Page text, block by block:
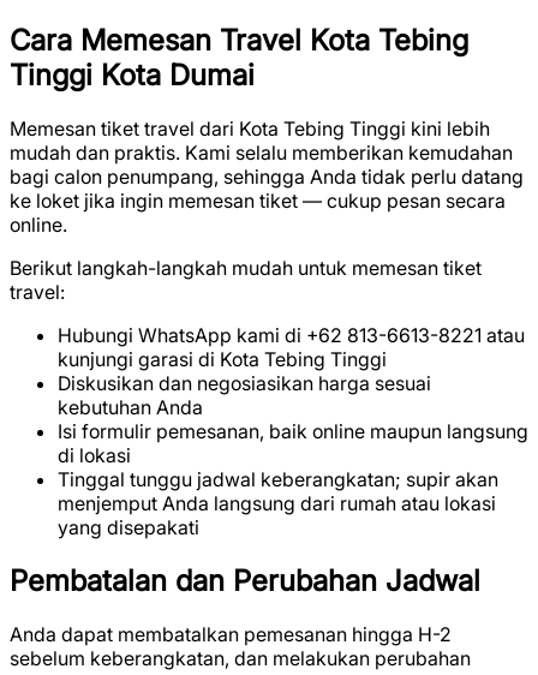
Cara Memesan Travel Kota Tebing
Tinggi Kota Dumai
Memesan tiket travel dari Kota Tebing Tinggi kini lebih
mudah dan praktis. Kami selalu memberikan kemudahan
bagi calon penumpang, sehingga Anda tidak perlu datang
ke loket jika ingin memesan tiket — cukup pesan secara
online.
Berikut langkah-langkah mudah untuk memesan tiket
travel:
Hubungi WhatsApp kami di +62 813-6613-8221 atau
kunjungi garasi di Kota Tebing Tinggi
Diskusikan dan negosiasikan harga sesuai
kebutuhan Anda
Isi formulir pemesanan, baik online maupun langsung
di lokasi
Tinggal tunggu jadwal keberangkatan; supir akan
menjemput Anda langsung dari rumah atau lokasi
yang disepakati
Pembatalan dan Perubahan Jadwal
Anda dapat membatalkan pemesanan hingga H-2
sebelum keberangkatan, dan melakukan perubahan